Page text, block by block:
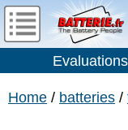
Evaluations
Home / batteries /